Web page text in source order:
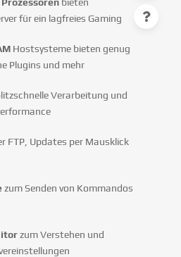
für ein lagfreies Gaming
Hostsysteme bieten genug
Plugins und mehr
Verarbeitung und
FTP, Updates per Mausklick
zum Senden von Kommandos
zum Verstehen und